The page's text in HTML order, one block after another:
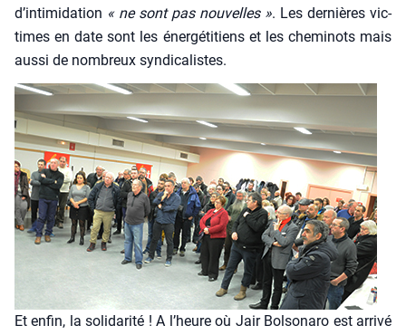
d’intimidation « ne sont pas nou­velles ». Les der­nières vic­
times en date sont les éner­gé­ti­tiens et les che­mi­nots mais
aus­si de nom­breux syn­di­ca­listes.
Et enfin, la soli­da­ri­té ! A l’heure où Jair Bol­so­na­ro est arri­vé